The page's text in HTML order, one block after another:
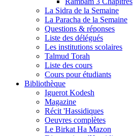
La Sidra de la Semaine
La Paracha de la Semaine
Questions & réponses
Liste des délégués
Les institutions scolaires
Talmud Torah
Liste des cours
Cours pour étudiants
Bibliothèque
Iguerot Kodesh
Magazine
Récit 'Hassidiques
Oeuvres complètes
Le Birkat Ha Mazon